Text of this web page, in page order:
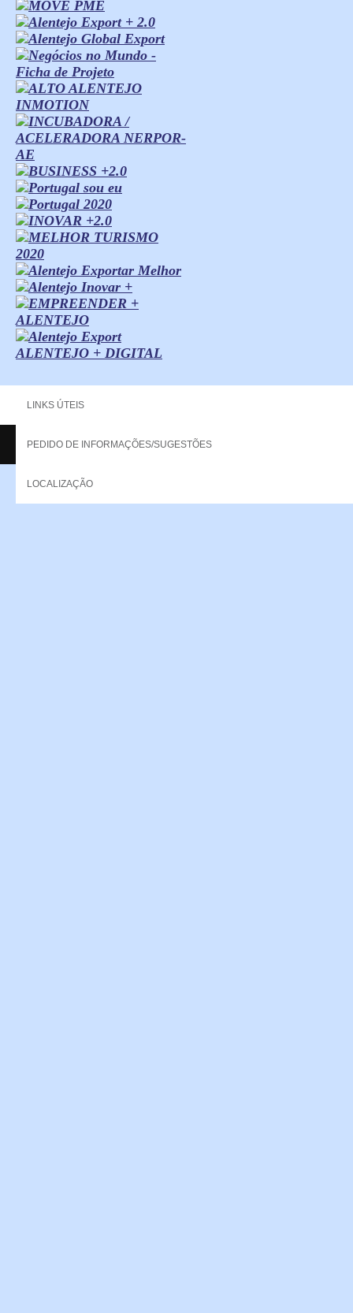
ALENTEJO + DIGITAL
LINKS ÚTEIS
PEDIDO DE INFORMAÇÕES/SUGESTÕES
LOCALIZAÇÃO
Copyright - 2013 NERPOR. All rights reserved.